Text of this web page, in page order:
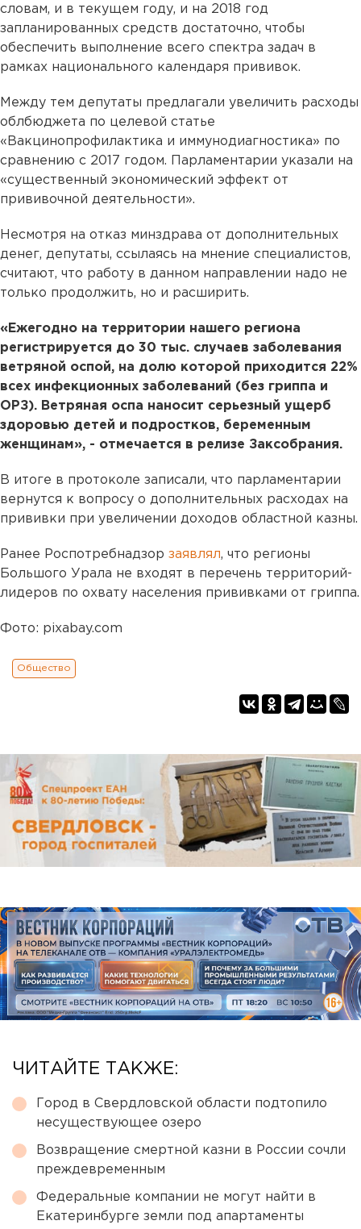
словам, и в текущем году, и на 2018 год
запланированных средств достаточно, чтобы
обеспечить выполнение всего спектра задач в
рамках национального календаря прививок.
Между тем депутаты предлагали увеличить расходы
облбюджета по целевой статье
«Вакцинопрофилактика и иммунодиагностика» по
сравнению с 2017 годом. Парламентарии указали на
«существенный экономический эффект от
прививочной деятельности».
Несмотря на отказ минздрава от дополнительных
денег, депутаты, ссылаясь на мнение специалистов,
считают, что работу в данном направлении надо не
только продолжить, но и расширить.
«Ежегодно на территории нашего региона
регистрируется до 30 тыс. случаев заболевания
ветряной оспой, на долю которой приходится 22%
всех инфекционных заболеваний (без гриппа и
ОРЗ). Ветряная оспа наносит серьезный ущерб
здоровью детей и подростков, беременным
женщинам», - отмечается в релизе Заксобрания.
В итоге в протоколе записали, что парламентарии
вернутся к вопросу о дополнительных расходах на
прививки при увеличении доходов областной казны.
Ранее Роспотребнадзор заявлял, что регионы
Большого Урала не входят в перечень территорий-
лидеров по охвату населения прививками от гриппа.
Фото: pixabay.com
Общество
ЧИТАЙТЕ ТАКЖЕ:
Город в Свердловской области подтопило
несуществующее озеро
Возвращение смертной казни в России сочли
преждевременным
Федеральные компании не могут найти в
Екатеринбурге земли под апартаменты